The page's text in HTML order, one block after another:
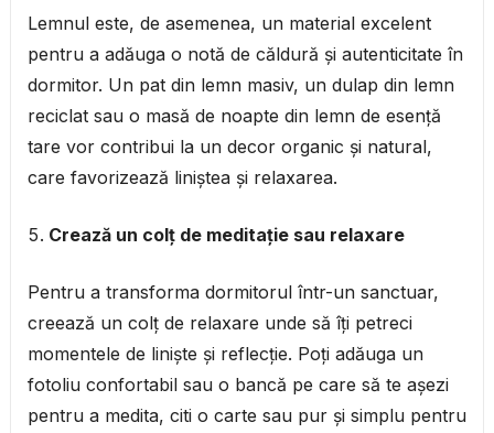
Lemnul este, de asemenea, un material excelent
pentru a adăuga o notă de căldură și autenticitate în
dormitor. Un pat din lemn masiv, un dulap din lemn
reciclat sau o masă de noapte din lemn de esență
tare vor contribui la un decor organic și natural,
care favorizează liniștea și relaxarea.
Crează un colț de meditație sau relaxare
Pentru a transforma dormitorul într-un sanctuar,
creează un colț de relaxare unde să îți petreci
momentele de liniște și reflecție. Poți adăuga un
fotoliu confortabil sau o bancă pe care să te așezi
pentru a medita, citi o carte sau pur și simplu pentru